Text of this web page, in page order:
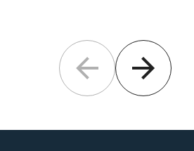
Previous slide Next slide